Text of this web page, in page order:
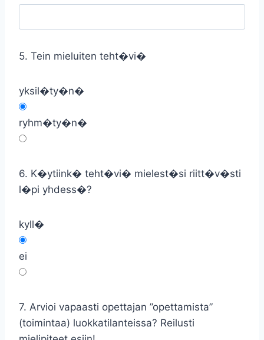
5. Tein mieluiten teht�vi�
yksil�ty�n�
ryhm�ty�n�
6. K�ytiink� teht�vi� mielest�si riitt�v�sti
l�pi yhdess�?
kyll�
ei
7. Arvioi vapaasti opettajan ”opettamista”
(toimintaa) luokkatilanteissa? Reilusti